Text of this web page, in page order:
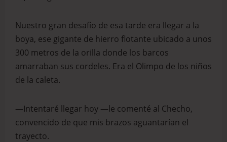
Nuestro gran desafío de esa tarde era llegar a la
boya, ese gigante de hierro flotante ubicado a unos
300 metros de la orilla donde los barcos
amarraban sus cordeles. Era el Olimpo de los niños
de la caleta.
—Intentaré llegar hoy —le comenté al Checho,
convencido de que mis brazos aguantarían el
trayecto.